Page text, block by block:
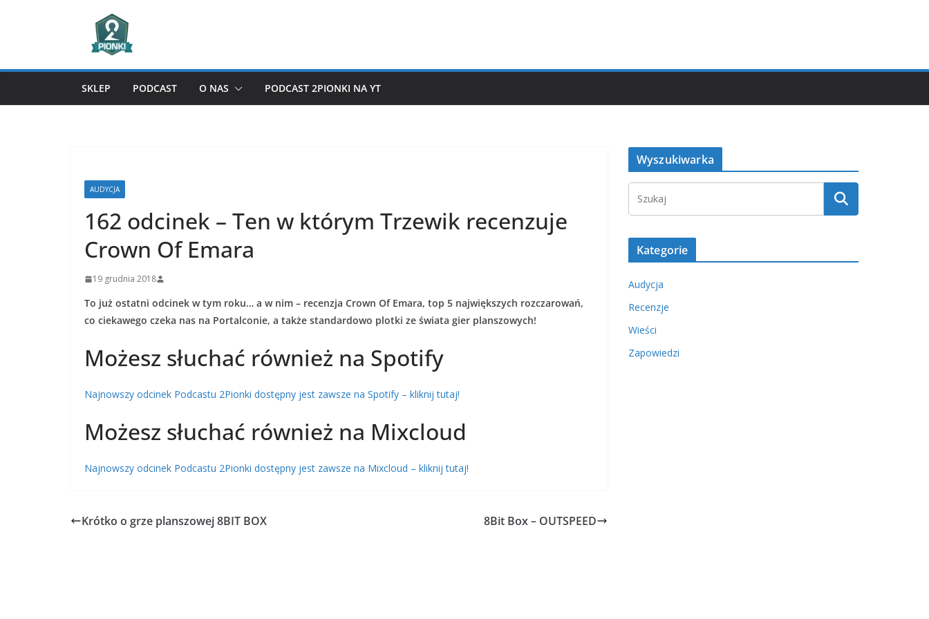
SKLEP PODCAST O NAS PODCAST 2PIONKI NA YT
AUDYCJA
162 odcinek – Ten w którym Trzewik recenzuje
Crown Of Emara
19 grudnia 2018
To już ostatni odcinek w tym roku… a w nim – recenzja Crown Of Emara, top 5 największych rozczarowań,
co ciekawego czeka nas na Portalconie, a także standardowo plotki ze świata gier planszowych!
Możesz słuchać również na Spotify
Najnowszy odcinek Podcastu 2Pionki dostępny jest zawsze na Spotify – kliknij tutaj!
Możesz słuchać również na Mixcloud
Najnowszy odcinek Podcastu 2Pionki dostępny jest zawsze na Mixcloud – kliknij tutaj!
Krótko o grze planszowej 8BIT BOX 8Bit Box – OUTSPEED
Wyszukiwarka
Kategorie
Audycja
Recenzje
Wieści
Zapowiedzi